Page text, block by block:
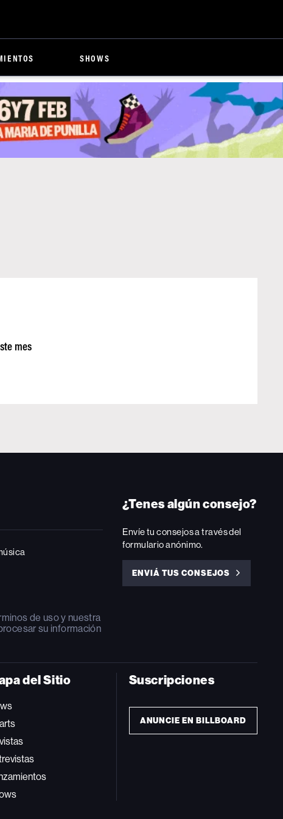
SHOWS
mes
de usoy nuestra
su información
¿Tenes algún consejo?
Envíe tu consejos a través del
formulario anónimo.
ENVIÁ TUS CONSEJOS
ENVIÁ
del Sitio Suscripciones
ANUNCIE EN BILLBOARD